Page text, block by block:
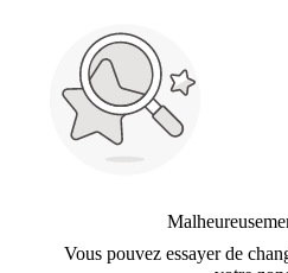
Vous pouvez essayer de